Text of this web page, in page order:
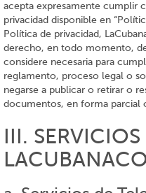
acepta expresamente cumplir
privacidad disponible en
Política de privacidad,
derecho, en todo momento,
considere necesaria para
reglamento, proceso legal o
negarse a publicar o retirar o
documentos, en forma parcial
III. SERVICIOS